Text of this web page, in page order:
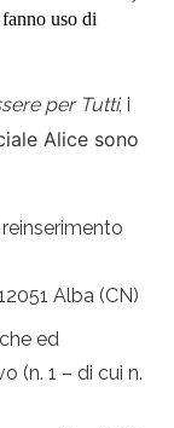
uso di
per Tutti, i
Alice sono
Alba (CN)
ed
(n. 1 – di cui n.